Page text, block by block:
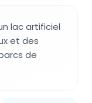
lac artificiel
et des
de